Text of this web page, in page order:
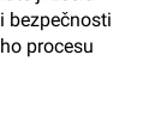
bezpečnosti
procesu